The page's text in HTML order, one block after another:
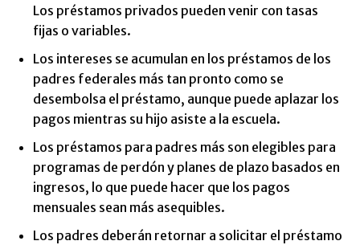
Los préstamos privados pueden venir con tasas
fijas o variables.
Los intereses se acumulan en los préstamos de los
padres federales más tan pronto como se
desembolsa el préstamo, aunque puede aplazar los
pagos mientras su hijo asiste a la escuela.
Los préstamos para padres más son elegibles para
programas de perdón y planes de plazo basados ​​en
ingresos, lo que puede hacer que los pagos
mensuales sean más asequibles.
Los padres deberán retornar a solicitar el préstamo